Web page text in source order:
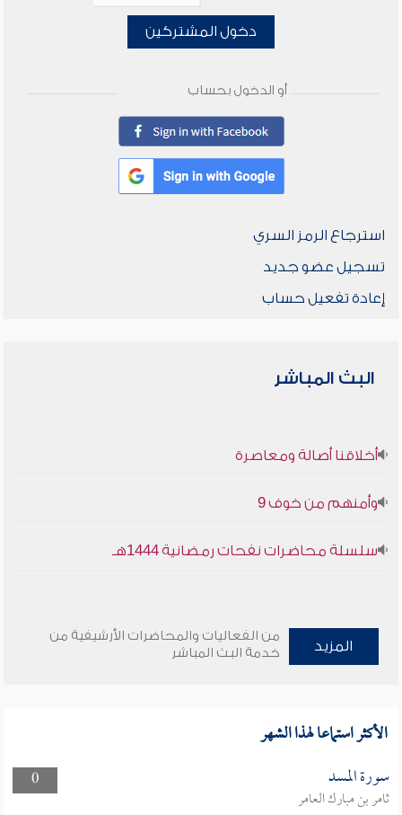
دخول المشتركين
أو الدخول بحساب
استرجاع الرمز السري
تسجيل عضو جديد
إعادة تفعيل حساب
البث المباشر
أخلاقنا أصالة ومعاصرة
وأمنهم من خوف 9
سلسلة محاضرات نفحات رمضانية 1444هـ
المزيد
من الفعاليات والمحاضرات الأرشيفية من
خدمة البث المباشر
الأكثر استماعا لهذا الشهر
0 سورة المسد
ثامر بن مبارك العامر